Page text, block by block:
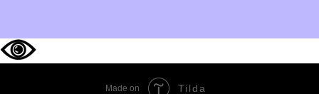
Made on Tilda